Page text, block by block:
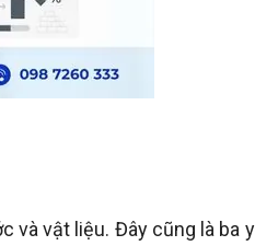
và vật liệu. Đây cũng là ba